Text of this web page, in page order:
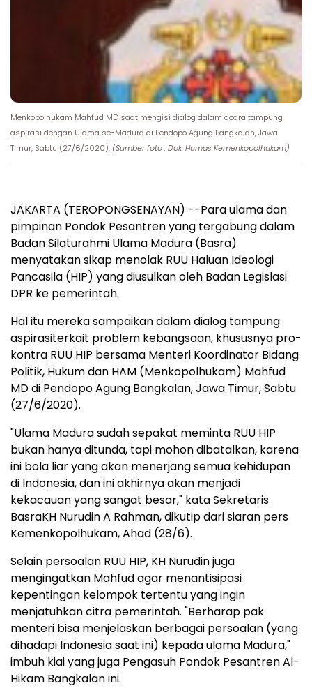
Menkopolhukam Mahfud MD saat mengisi dialog dalam acara tampung
aspirasi dengan Ulama se-Madura di Pendopo Agung Bangkalan, Jawa
Timur, Sabtu (27/6/2020). (Sumber foto : Dok. Humas Kemenkopolhukam)
JAKARTA (TEROPONGSENAYAN) --Para ulama dan
pimpinan Pondok Pesantren yang tergabung dalam
Badan Silaturahmi Ulama Madura (Basra)
menyatakan sikap menolak RUU Haluan Ideologi
Pancasila (HIP) yang diusulkan oleh Badan Legislasi
DPR ke pemerintah.
Hal itu mereka sampaikan dalam dialog tampung
aspirasiterkait problem kebangsaan, khususnya pro-
kontra RUU HIP bersama Menteri Koordinator Bidang
Politik, Hukum dan HAM (Menkopolhukam) Mahfud
MD di Pendopo Agung Bangkalan, Jawa Timur, Sabtu
(27/6/2020).
"Ulama Madura sudah sepakat meminta RUU HIP
bukan hanya ditunda, tapi mohon dibatalkan, karena
ini bola liar yang akan menerjang semua kehidupan
di Indonesia, dan ini akhirnya akan menjadi
kekacauan yang sangat besar," kata Sekretaris
BasraKH Nurudin A Rahman, dikutip dari siaran pers
Kemenkopolhukam, Ahad (28/6).
Selain persoalan RUU HIP, KH Nurudin juga
mengingatkan Mahfud agar menantisipasi
kepentingan kelompok tertentu yang ingin
menjatuhkan citra pemerintah. "Berharap pak
menteri bisa menjelaskan berbagai persoalan (yang
dihadapi Indonesia saat ini) kepada ulama Madura,"
imbuh kiai yang juga Pengasuh Pondok Pesantren Al-
Hikam Bangkalan ini.